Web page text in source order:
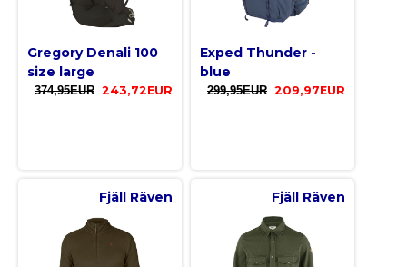
Gregory Denali 100
size large
374,95EUR 243,72EUR
Exped Thunder -
blue
299,95EUR 209,97EUR
Fjäll Räven Fjäll Räven